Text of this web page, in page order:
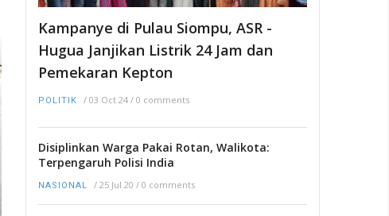
Kampanye di Pulau Siompu, ASR -
Hugua Janjikan Listrik 24 Jam dan
Pemekaran Kepton
POLITIK / 03 Oct 24 / 0 comments
Disiplinkan Warga Pakai Rotan, Walikota:
Terpengaruh Polisi India
NASIONAL / 25 Jul 20 / 0 comments